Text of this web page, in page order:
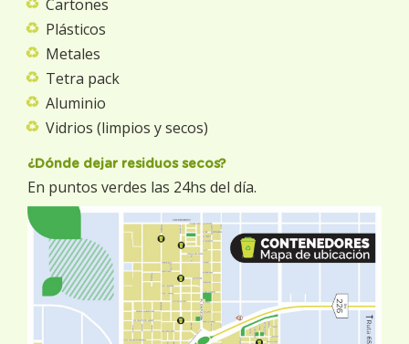
Cartones
Plásticos
Metales
Tetra pack
Aluminio
Vidrios (limpios y secos)
¿Dónde dejar residuos secos?
En puntos verdes las 24hs del día.